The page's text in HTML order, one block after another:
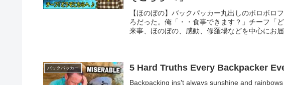
【ほのぼの】バックパッカー丸出しのボロボロ
ろだった。俺「・・食事できます？」チーフ「
来事、ほのぼの、感動、修羅場などを中心にお
バックパッカー 5 Hard Truths Every Backpacker
Backpacking ins't always sunshine and